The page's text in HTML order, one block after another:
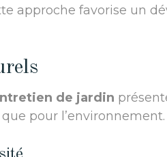
approche favorise un
de jardin
pour l’environnement.